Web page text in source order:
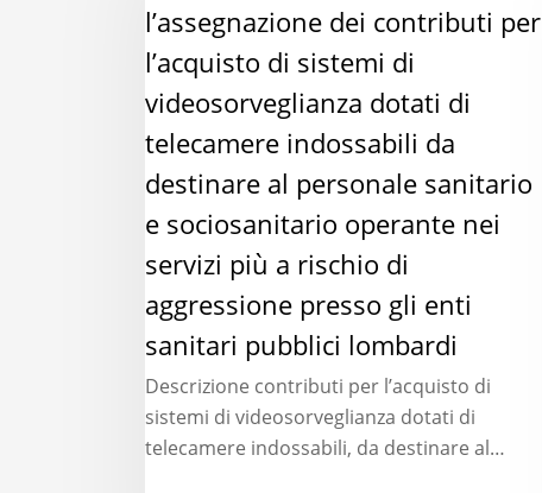
l’assegnazione
dei
contributi
per
l’acquisto
di
sistemi
videosorveglianza
dotati
di
telecamere
indossabili
da
l’assegnazione dei contributi per
l’acquisto di sistemi di
videosorveglianza dotati di
telecamere indossabili da
destinare al personale sanitario
e sociosanitario operante nei
servizi più a rischio di
aggressione presso gli enti
sanitari pubblici lombardi
Descrizione contributi per l’acquisto di
sistemi di videosorveglianza dotati di
telecamere indossabili, da destinare al…